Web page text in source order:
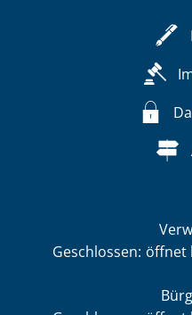
Klicken, um weitere
Geschlossen: öffnet